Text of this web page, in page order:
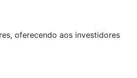
oferecendo aos investidores